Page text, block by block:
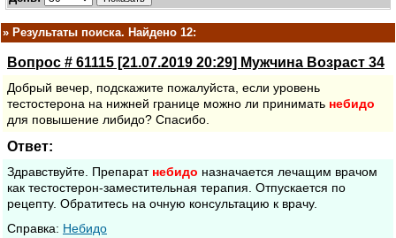
» Результаты поиска. Найдено 12:
Вопрос # 61115 [21.07.2019 20:29] Мужчина Возраст 34
Добрый вечер, подскажите пожалуйста, если уровень
тестостерона на нижней границе можно ли принимать небидо
для повышение либидо? Спасибо.
Ответ:
Здравствуйте. Препарат небидо назначается лечащим врачом
как тестостерон-заместительная терапия. Отпускается по
рецепту. Обратитесь на очную консультацию к врачу.
Cправка: Небидо